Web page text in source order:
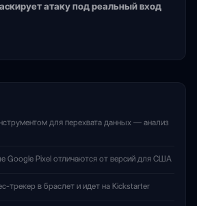
атаку под реальный вход
для перехвата данных — анализ
Google Pixel отличаются от версий для США
трекер в браслет и идет на Kickstarter